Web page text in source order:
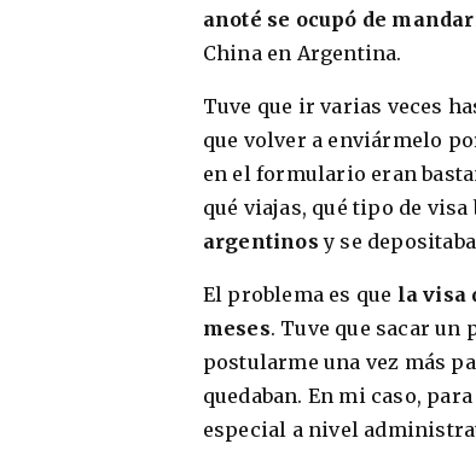
anoté se ocupó de
China en Argentina.
Tuve que ir varias veces
que volver a enviármelo
en el formulario eran
qué viajas, qué tipo de visa
argentinos y se
El problema es que la visa
meses. Tuve que sacar
postularme una vez más
quedaban. En mi caso,
especial a nivel